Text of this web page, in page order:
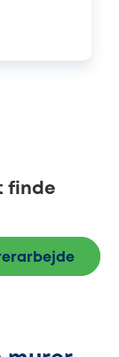
finde